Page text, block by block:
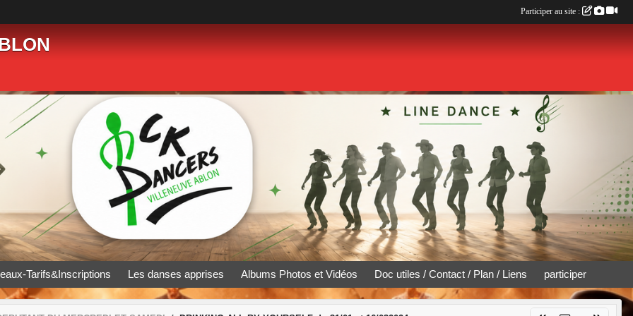
Tarifs&Inscriptions Les danses apprises Albums Photos et Vidéos Doc utiles / Contact / Plan / Liens participer
Participer au site :